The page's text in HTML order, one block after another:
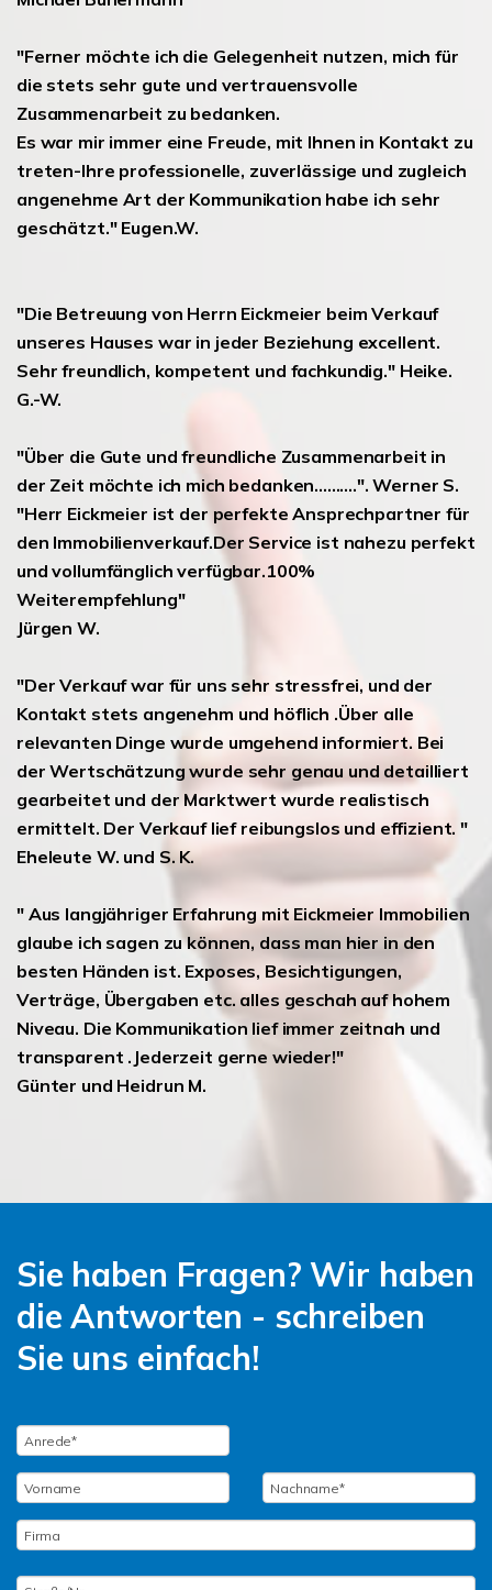
"Ferner möchte ich die Gelegenheit nutzen, mich für
die stets sehr gute und vertrauensvolle
Zusammenarbeit zu bedanken.
Es war mir immer eine Freude, mit Ihnen in Kontakt zu
treten-Ihre professionelle, zuverlässige und zugleich
angenehme Art der Kommunikation habe ich sehr
geschätzt." Eugen.W.
"Die Betreuung von Herrn Eickmeier beim Verkauf
unseres Hauses war in jeder Beziehung excellent.
Sehr freundlich, kompetent und fachkundig." Heike.
G.-W.
"Über die Gute und freundliche Zusammenarbeit in
der Zeit möchte ich mich bedanken..........". Werner S.
"Herr Eickmeier ist der perfekte Ansprechpartner für
den Immobilienverkauf.Der Service ist nahezu perfekt
und vollumfänglich verfügbar.100%
Weiterempfehlung"
Jürgen W.
"Der Verkauf war für uns sehr stressfrei, und der
Kontakt stets angenehm und höflich .Über alle
relevanten Dinge wurde umgehend informiert. Bei
der Wertschätzung wurde sehr genau und detailliert
gearbeitet und der Marktwert wurde realistisch
ermittelt. Der Verkauf lief reibungslos und effizient. "
Eheleute W. und S. K.
" Aus langjähriger Erfahrung mit Eickmeier Immobilien
glaube ich sagen zu können, dass man hier in den
besten Händen ist. Exposes, Besichtigungen,
Verträge, Übergaben etc. alles geschah auf hohem
Niveau. Die Kommunikation lief immer zeitnah und
transparent .Jederzeit gerne wieder!"
Günter und Heidrun M.
Sie haben Fragen? Wir haben
die Antworten - schreiben
Sie uns einfach!